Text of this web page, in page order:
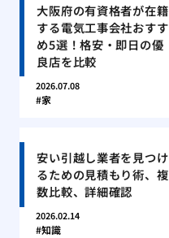
大阪府の有資格者が在籍
する電気工事会社おすす
め5選！格安・即日の優
良店を比較
2026.07.08
家
安い引越し業者を見つけ
るための見積もり術、複
数比較、詳細確認
2026.02.14
知識